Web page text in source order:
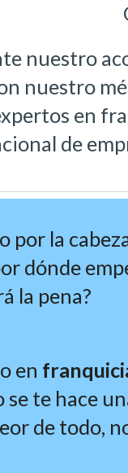
nuestro
nuestro
en
de
por la
dónde
la pena?
en
se te hace
de todo,